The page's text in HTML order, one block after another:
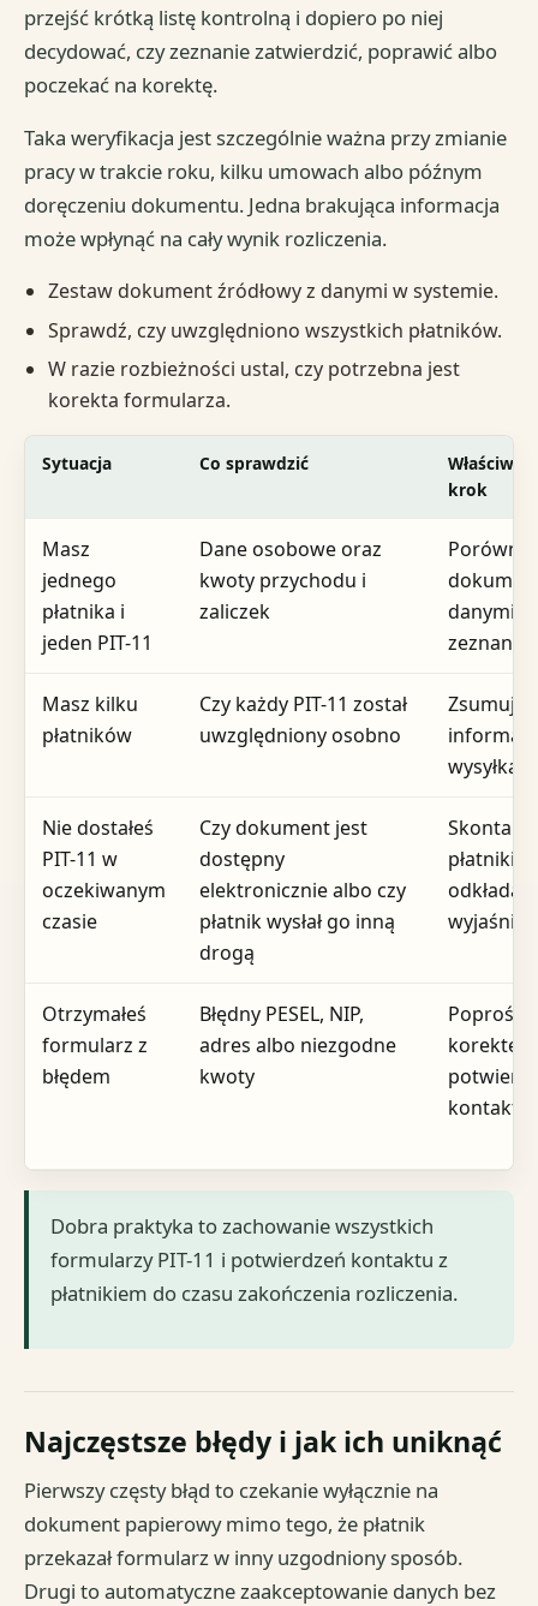
przejść krótką listę kontrolną i dopiero po niej
decydować, czy zeznanie zatwierdzić, poprawić albo
poczekać na korektę.
Taka weryfikacja jest szczególnie ważna przy zmianie
pracy w trakcie roku, kilku umowach albo późnym
doręczeniu dokumentu. Jedna brakująca informacja
może wpłynąć na cały wynik rozliczenia.
Zestaw dokument źródłowy z danymi w systemie.
Sprawdź, czy uwzględniono wszystkich płatników.
W razie rozbieżności ustal, czy potrzebna jest
korekta formularza.
Sytuacja Co sprawdzić
Właściwy
krok
Masz
jednego
płatnika i
jeden PIT-11
Dane osobowe oraz
kwoty przychodu i
zaliczek
Porównaj
danymi
zeznaniu
Masz kilku
płatników
Czy każdy PIT-11 został
uwzględniony osobno
Zsumuj
wysyłką
Nie dostałeś
PIT-11 w
oczekiwanym
czasie
Czy dokument jest
dostępny
elektronicznie albo czy
płatnik wysłał go inną
drogą
odkładaj
Otrzymałeś
formularz z
błędem
Błędny PESEL, NIP,
adres albo niezgodne
kwoty
Poproś
korektę i
kontaktu
Dobra praktyka to zachowanie wszystkich
formularzy PIT-11 i potwierdzeń kontaktu z
płatnikiem do czasu zakończenia rozliczenia.
Najczęstsze błędy i jak ich uniknąć
Pierwszy częsty błąd to czekanie wyłącznie na
dokument papierowy mimo tego, że płatnik
przekazał formularz w inny uzgodniony sposób.
Drugi to automatyczne zaakceptowanie danych bez